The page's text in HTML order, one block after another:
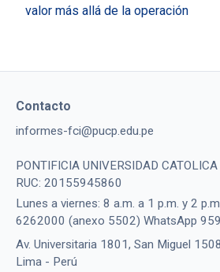
valor más allá de la operación
Contacto
informes-fci@pucp.edu.pe
PONTIFICIA UNIVERSIDAD
RUC: 20155945860
Lunes a viernes: 8 a.m. a 1 p.m. y 2
6262000 (anexo 5502) WhatsApp
Av. Universitaria 1801, San Miguel
Lima - Perú